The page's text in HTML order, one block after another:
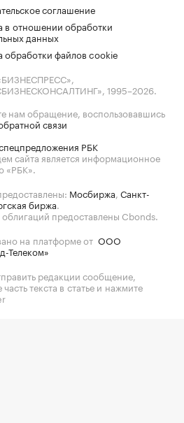
соглашение
в отношении обработки
данных
обработки файлов cookie
1995–2026.
нам обращение, воспользовавшись
связи
РБК
сайта является информационное
«РБК».
Мосбиржа, Санкт-
биржа.
предоставлены Cbonds.
на платформе от ООО
Телеком»
редакции сообщение,
часть текста в статье и нажмите